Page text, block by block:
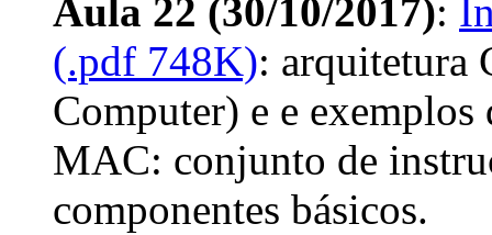
Aula 22 (30/10/2017):
(.pdf 748K): arquitetura
Computer) e e
MAC: conjunto de
componentes básicos.